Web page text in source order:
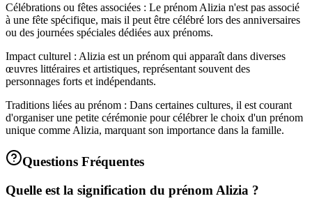
Célébrations ou fêtes associées : Le prénom Alizia n'est pas associé
à une fête spécifique, mais il peut être célébré lors des anniversaires
ou des journées spéciales dédiées aux prénoms.
Impact culturel : Alizia est un prénom qui apparaît dans diverses
œuvres littéraires et artistiques, représentant souvent des
personnages forts et indépendants.
Traditions liées au prénom : Dans certaines cultures, il est courant
d'organiser une petite cérémonie pour célébrer le choix d'un prénom
unique comme Alizia, marquant son importance dans la famille.
Questions Fréquentes
Quelle est la signification du prénom Alizia ?